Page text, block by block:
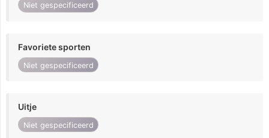
Niet gespecificeerd
Favoriete sporten
Niet gespecificeerd
Uitje
Niet gespecificeerd